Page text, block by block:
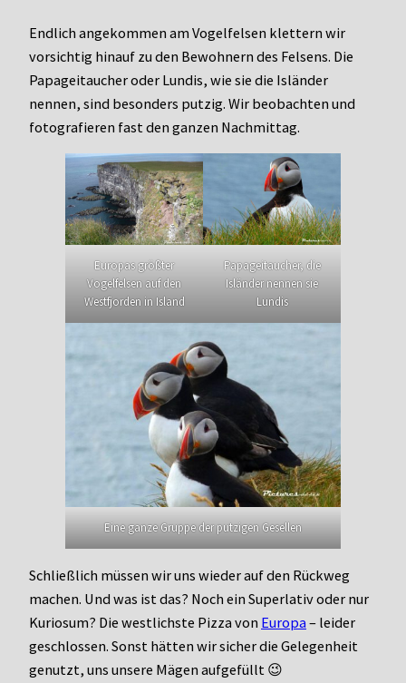
Endlich angekommen am Vogelfelsen klettern wir
vorsichtig hinauf zu den Bewohnern des Felsens. Die
Papageitaucher oder Lundis, wie sie die Isländer
nennen, sind besonders putzig. Wir beobachten und
fotografieren fast den ganzen Nachmittag.
Europas größter
Vogelfelsen auf den
Westfjorden in Island
Papageitaucher, die
Isländer nennen sie
Lundis
Eine ganze Gruppe der putzigen Gesellen
Schließlich müssen wir uns wieder auf den Rückweg
machen. Und was ist das? Noch ein Superlativ oder nur
Kuriosum? Die westlichste Pizza von Europa – leider
geschlossen. Sonst hätten wir sicher die Gelegenheit
genutzt, uns unsere Mägen aufgefüllt 😉